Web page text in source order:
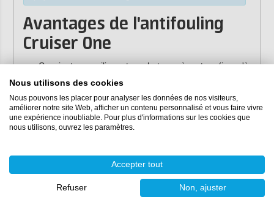
Avantages de l'antifouling
Cruiser One
Convient aux voiliers et aux bateaux à moteur (jusqu'à
25 nœuds).
Excellent pour le polyester (gelocat), le bois et l'acier.
Peut être appliqué jusqu'à 6 mois avant la mise à
l'eau.
Se transforme en un film de faible épaisseur
: International Cruiser One est à base
de cuivre et ne peut pas être appliqué sur un
support en aluminium !
Nous utilisons des cookies
Nous pouvons les placer pour analyser les données de nos visiteurs,
améliorer notre site Web, afficher un contenu personnalisé et vous faire vivre
une expérience inoubliable. Pour plus d'informations sur les cookies que
nous utilisons, ouvrez les paramètres.
Accepter tout
Refuser Non, ajuster